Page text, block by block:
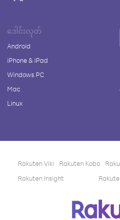
ဒေါင်းလုတ်
Android
iPhone & iPad
Windows PC
Mac
Linux
Rakuten Viki Rakuten Kobo
Rakuten Insight